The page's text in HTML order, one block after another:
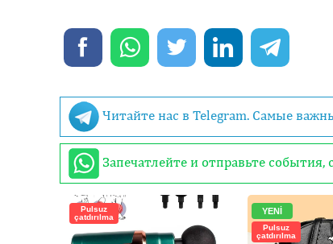
Читайте нас в Telegram. Самые
Запечатлейте и отправьте